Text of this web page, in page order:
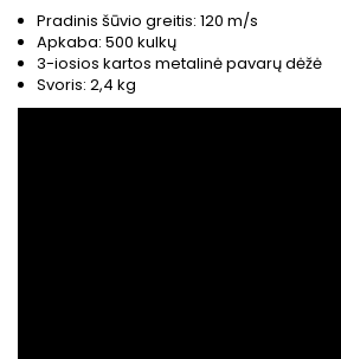
Pradinis šūvio greitis: 120 m/s
Apkaba: 500 kulkų
3-iosios kartos metalinė pavarų dėžė
Svoris: 2,4 kg